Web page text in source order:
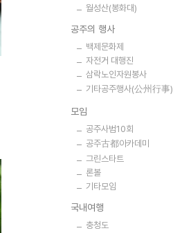
월성산(봉화대)
공주의 행사
백제문화제
자전거 대행진
삼락노인자원봉사
기타공주행사(公州行事)
모임
공주사범10회
공주古都아카데미
그린스타트
론볼
기타모임
국내여행
충청도